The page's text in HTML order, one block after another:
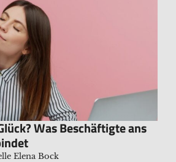
Was Beschäftigte ans
Elena Bock